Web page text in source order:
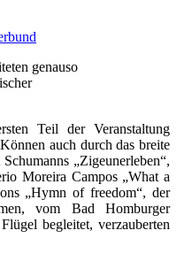
genauso
Teil der Veranstaltung
auch durch das breite
„Zigeunerleben“,
Moreira Campos „What a
„Hymn of freedom“, der
vom Bad Homburger
begleitet, verzauberten